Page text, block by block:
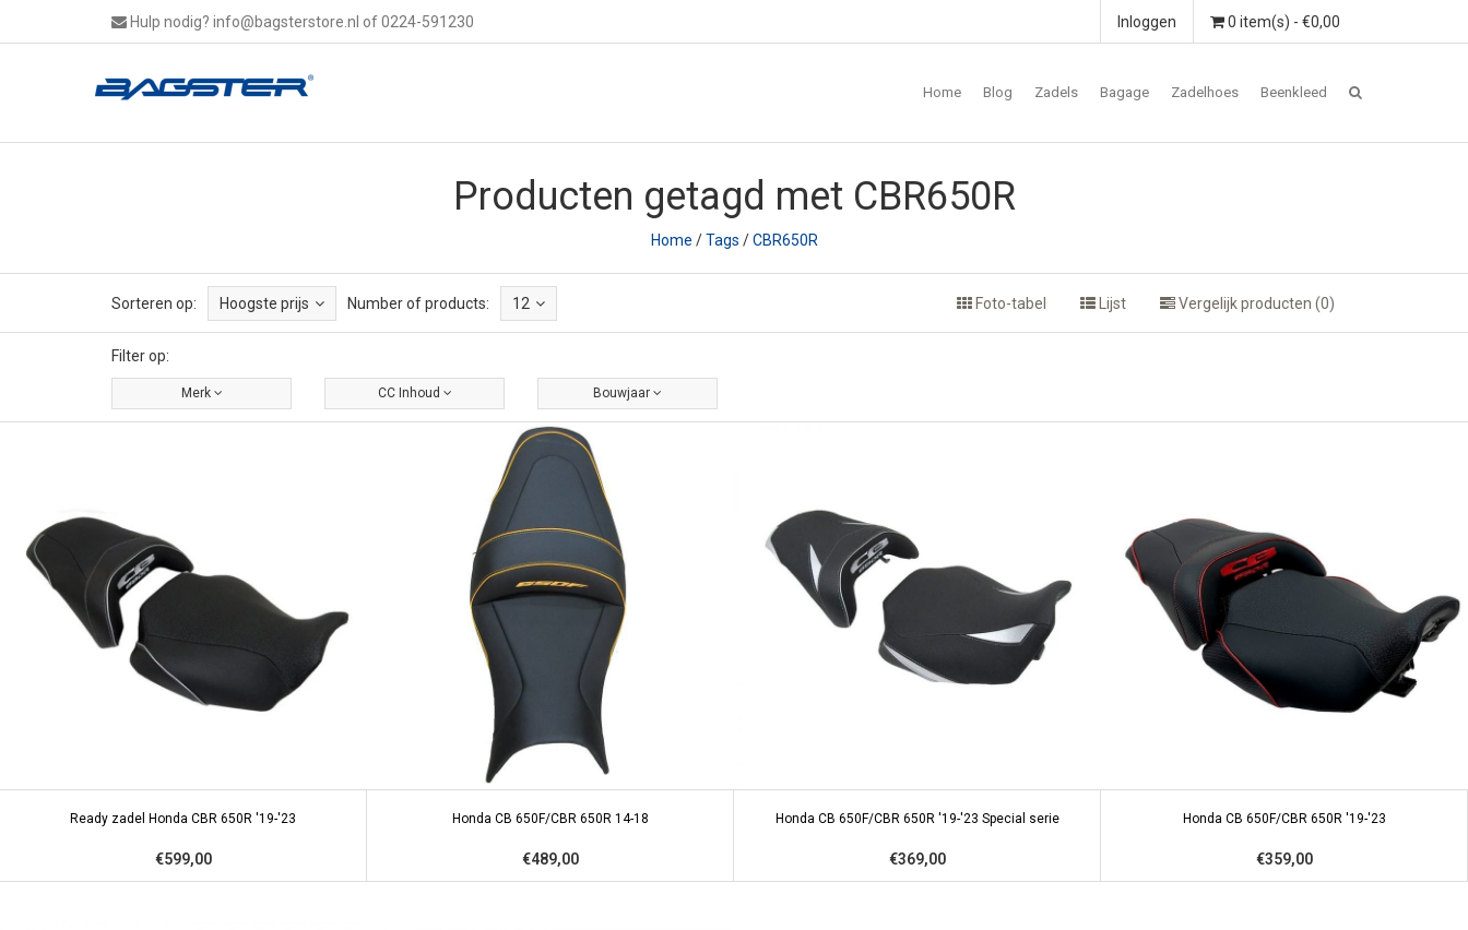
Hulp nodig? info@bagsterstore.nl of 0224-591230 0 item(s) - €0,00
Inloggen
Home Blog Zadels Bagage Zadelhoes Beenkleed
Producten getagd met CBR650R
Home /Tags /CBR650R
Sorteren op: Hoogste prijs Number of products: 12 Foto-tabel Lijst Vergelijk producten (0)
Filter op:
Merk CC Inhoud Bouwjaar
Ready zadel Honda CBR 650R '19-'23
€599,00
Honda CB 650F/CBR 650R 14-18
€489,00
Honda CB 650F/CBR 650R '19-'23 Special serie
€369,00
Honda CB 650F/CBR 650R '19-'23
€359,00